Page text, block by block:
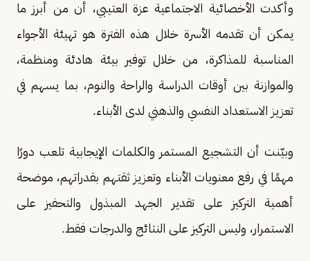
وأكدت الأخصائية الاجتماعية عزة العتيبي، أن من أبرز ما
يمكن أن تقدمه الأسرة خلال هذه الفترة هو تهيئة الأجواء
المناسبة للمذاكرة، من خلال توفير بيئة هادئة ومنظمة،
والموازنة بين أوقات الدراسة والراحة والنوم، بما يسهم في
تعزيز الاستعداد النفسي والذهني لدى الأبناء.
وبيّنت أن التشجيع المستمر والكلمات الإيجابية تلعب دورًا
مهمًا في رفع معنويات الأبناء وتعزيز ثقتهم بقدراتهم، موضحة
أهمية التركيز على تقدير الجهد المبذول والتحفيز على
الاستمرار، وليس التركيز على النتائج والدرجات فقط.